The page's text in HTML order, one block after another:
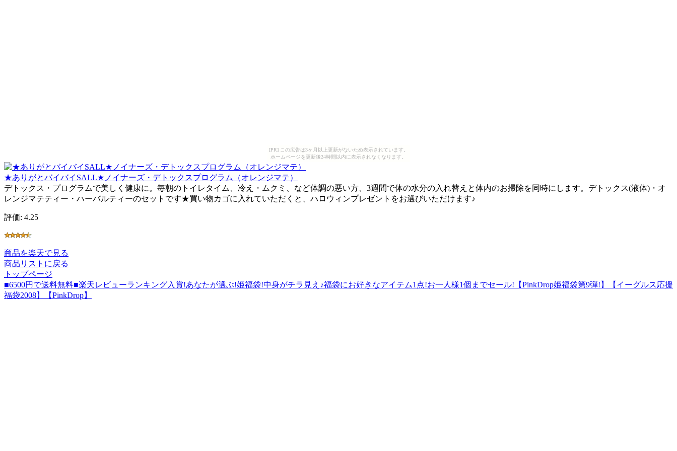
[PR] この広告は3ヶ月以上更新がないため表示されています。
ホームページを更新後24時間以内に表示されなくなります。
★ありがとバイバイSALL★ノイナーズ・デトックスプログラム（オレンジマテ）
デトックス・プログラムで美しく健康に。毎朝のトイレタイム、冷え・ムクミ、など体調の悪い方、3週間で体の水分の入れ替えと体内のお掃除を同時にします。デトックス(液体)・オ
レンジマテティー・ハーバルティーのセットです★買い物カゴに入れていただくと、ハロウィンプレゼントをお選びいただけます♪
評価: 4.25
商品を楽天で見る
商品リストに戻る
トップページ
■6500円で送料無料■楽天レビューランキング入賞!あなたが選ぶ!姫福袋!中身がチラ見え♪福袋にお好きなアイテム1点!お一人様1個までセール!【PinkDrop姫福袋第9弾!】【イーグルス応援
福袋2008】【PinkDrop】